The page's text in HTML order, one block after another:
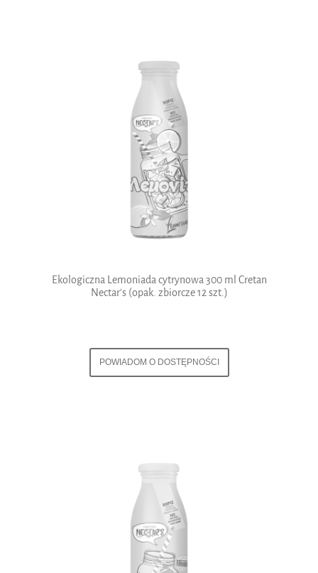
Ekologiczna Lemoniada cytrynowa 300 ml Cretan
Nectar's (opak. zbiorcze 12 szt.)
POWIADOM O DOSTĘPNOŚCI